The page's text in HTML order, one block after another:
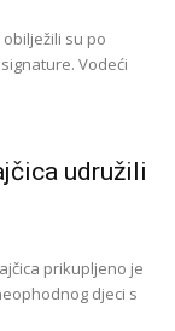
su po
Vodeći
udružili
prikupljeno je
djeci s